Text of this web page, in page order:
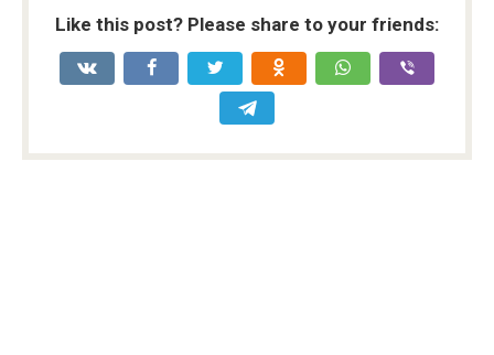
Like this post? Please share to your friends: